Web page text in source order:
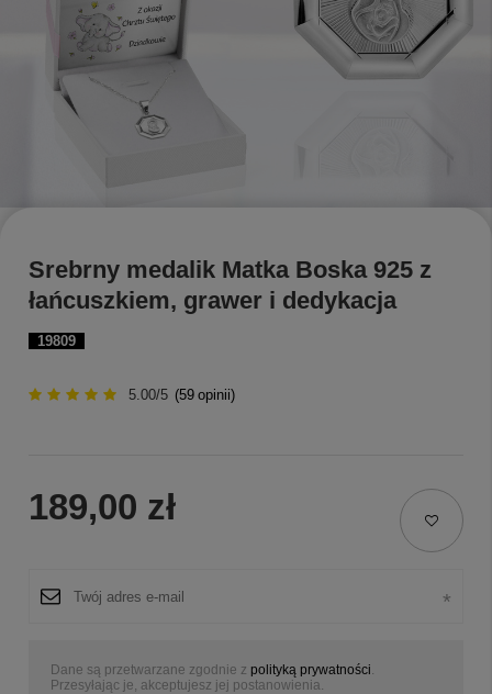
19809
Srebrny medalik Matka Boska 925 z
łańcuszkiem, grawer i dedykacja
5.00/5 (59 opinii)
189,00 zł
Dane są przetwarzane zgodnie z polityką prywatności
Przesyłając je, akceptujesz jej postanowienia.